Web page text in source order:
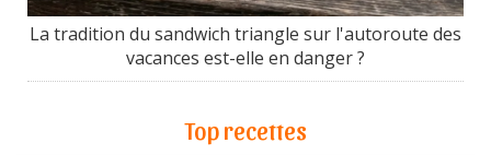
La tradition du sandwich triangle sur l'autoroute des
vacances est-elle en danger ?
Top recettes